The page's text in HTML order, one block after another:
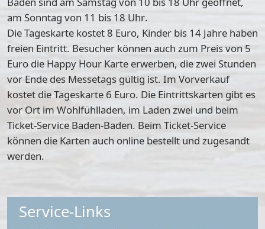
am Sonntag von 11 bis 18 Uhr.
DieTageskarte kostet 8 Euro, Kinder bis 14 Jahre haben
freien Eintritt. Besucher können auch zum Preis von 5
Euro die Happy Hour Karte erwerben, die zwei Stunden
vor Ende des Messetags gültig ist. Im Vorverkauf
kostet die Tageskarte 6 Euro. Die Eintrittskarten gibt es
vor Ort im Wohlfühlladen, im Laden zwei und beim
Ticket-Service Baden-Baden. Beim Ticket-Service
können die Karten auch online bestellt und zugesandt
werden.
Service-Links